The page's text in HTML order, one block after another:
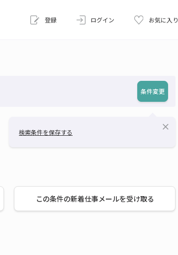
登録 ログイン お気に入り
条件変更
検索条件を保存する
close
この条件の新着仕事メールを受け取る